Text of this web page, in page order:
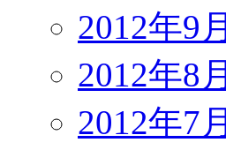
2012年9月
2012年8月
2012年7月